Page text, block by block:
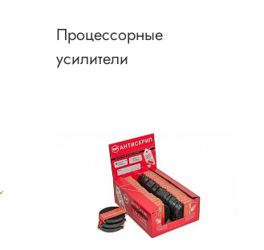
Процессорные
усилители